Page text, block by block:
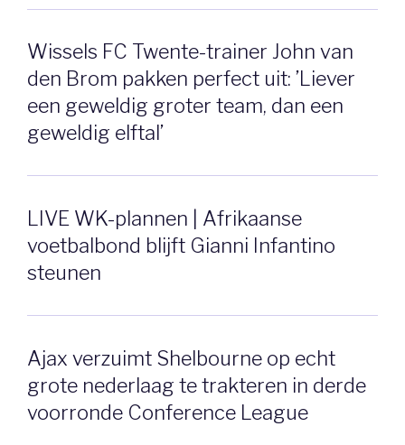
Wissels FC Twente-trainer John van
den Brom pakken perfect uit: ’Liever
een geweldig groter team, dan een
geweldig elftal’
LIVE WK-plannen | Afrikaanse
voetbalbond blijft Gianni Infantino
steunen
Ajax verzuimt Shelbourne op echt
grote nederlaag te trakteren in derde
voorronde Conference League